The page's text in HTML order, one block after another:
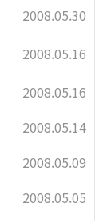
2008.05.30
2008.05.16
2008.05.16
2008.05.14
2008.05.09
2008.05.05